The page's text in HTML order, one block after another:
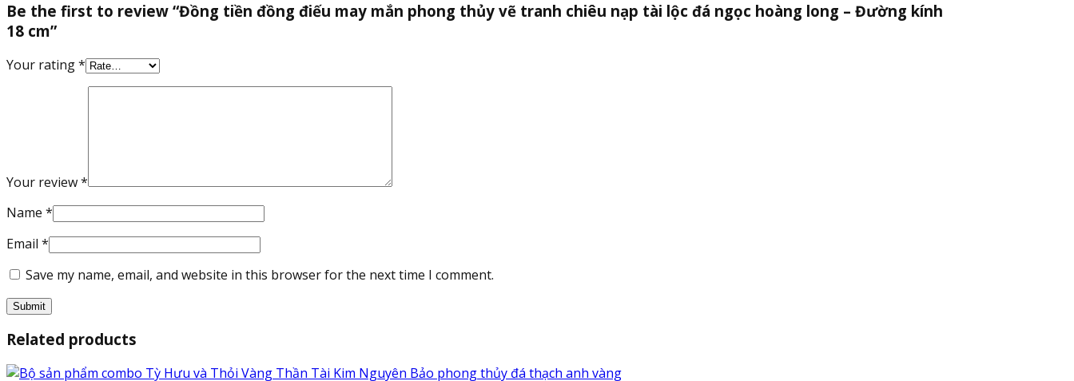
Be the first to review “Đồng tiền đồng điếu may mắn phong thủy vẽ tranh chiêu nạp tài lộc đá ngọc hoàng long – Đường kính
18 cm”
Your rating*
Your review*
Name *
Email *
Save my name, email, and website in this browser for the next time I comment.
Related products